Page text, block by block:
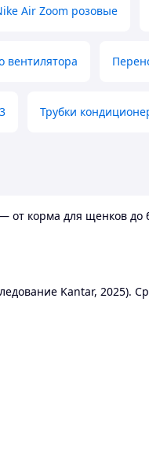
Air Zoom розовые
вентилятора
Трубки
корма для щенков
Kantar, 2025).